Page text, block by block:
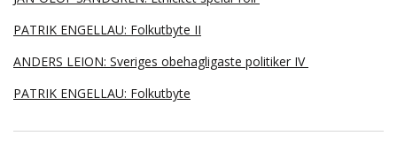
PATRIK ENGELLAU: Folkutbyte II
ANDERS LEION: Sveriges obehagligaste politiker IV
PATRIK ENGELLAU: Folkutbyte